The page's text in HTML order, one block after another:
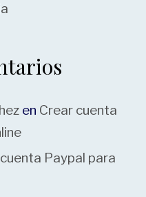
en Crear cuenta
Paypal para